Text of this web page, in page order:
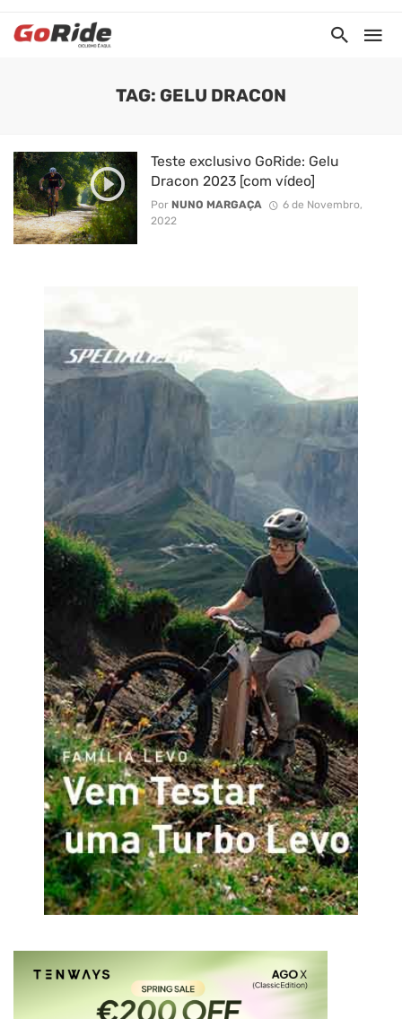
TAG: GELU DRACON
Teste exclusivo GoRide: Gelu
Dracon 2023 [com vídeo]
Por NUNO MARGAÇA
6 de Novembro,
2022